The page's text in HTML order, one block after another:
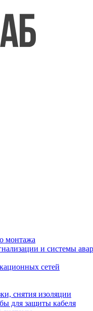
монтажа
и системы
сетей
снятия изоляции
для защиты кабеля